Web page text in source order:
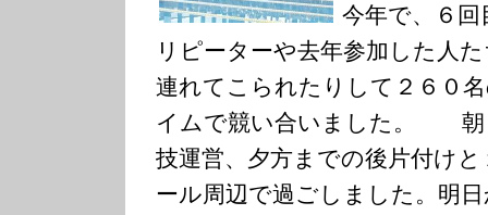
今年で、６
リピーターや去年参加した人
連れてこられたりして２６０
イムで競い合いました。 朝
技運営、夕方までの後片付け
ール周辺で過ごしました。明